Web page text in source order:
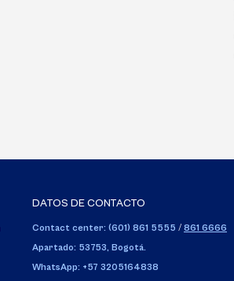
DATOS DE CONTACTO
Contact center: (601) 861 5555 / 861 6666
Apartado: 53753, Bogotá.
WhatsApp: +57 3205164838